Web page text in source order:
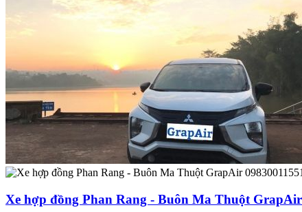
Xe hợp đồng Phan Rang - Buôn Ma Thuột GrapAir